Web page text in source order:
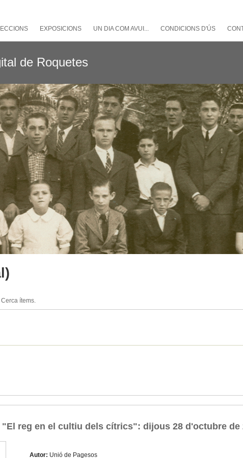
EXPOSICIONS UN DIA COM AVUI... CONDICIONS D'ÚS
Cerca ítems.
reg en el cultiu dels cítrics": dijous 28 d'octubre de
Autor: Unió de Pagesos